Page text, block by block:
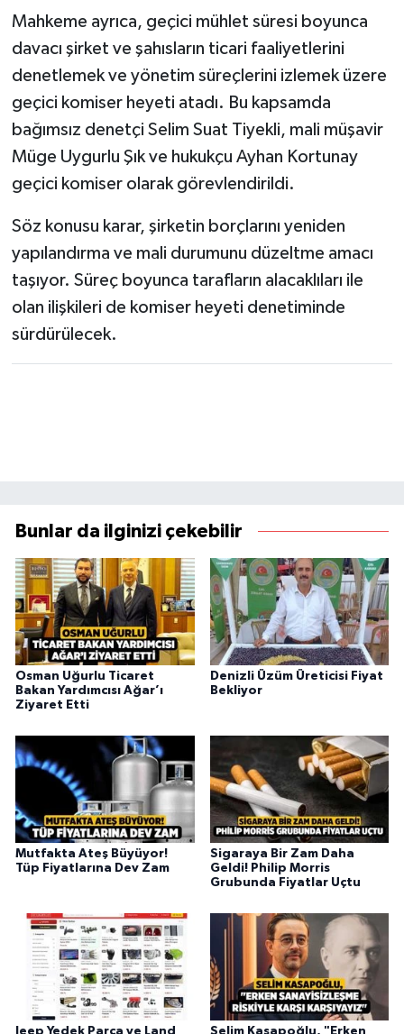
Mahkeme ayrıca, geçici mühlet süresi boyunca
davacı şirket ve şahısların ticari faaliyetlerini
denetlemek ve yönetim süreçlerini izlemek üzere
geçici komiser heyeti atadı. Bu kapsamda
bağımsız denetçi Selim Suat Tiyekli, mali müşavir
Müge Uygurlu Şık ve hukukçu Ayhan Kortunay
geçici komiser olarak görevlendirildi.
Söz konusu karar, şirketin borçlarını yeniden
yapılandırma ve mali durumunu düzeltme amacı
taşıyor. Süreç boyunca tarafların alacaklıları ile
olan ilişkileri de komiser heyeti denetiminde
sürdürülecek.
Bunlar da ilginizi çekebilir
Osman Uğurlu Ticaret
Bakan Yardımcısı Ağar’ı
Ziyaret Etti
Denizli Üzüm Üreticisi Fiyat
Bekliyor
Mutfakta Ateş Büyüyor!
Tüp Fiyatlarına Dev Zam
Sigaraya Bir Zam Daha
Geldi! Philip Morris
Grubunda Fiyatlar Uçtu
Jeep Yedek Parça ve Land Selim Kasapoğlu, "Erken